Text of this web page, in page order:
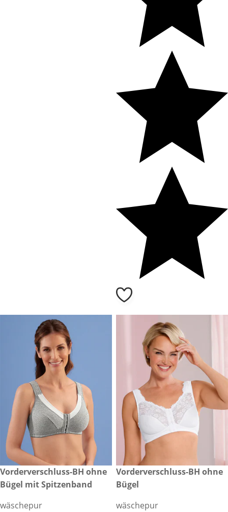
€ 29,00
Vorderverschluss-BH ohne
Bügel mit Spitzenband
wäschepur
reduzierter Preis € 27,99,
Sale
Vorderverschluss-BH ohne
Bügel
wäschepur